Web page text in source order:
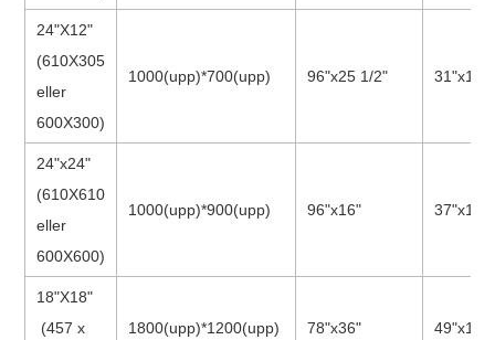
24"X12"
(610X305
eller
600X300)
1000(upp)*700(upp) 96"x25 1/2"
24"x24"
(610X610
eller
600X600)
1000(upp)*900(upp) 96"x16"
18"X18"
(457 x
1800(upp)*1200(upp) 78"x36"